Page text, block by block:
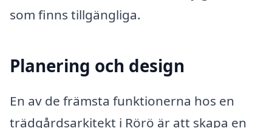
som finns tillgängliga.
Planering och design
En av de främsta funktionerna hos en
trädgårdsarkitekt i Rörö är att skapa en